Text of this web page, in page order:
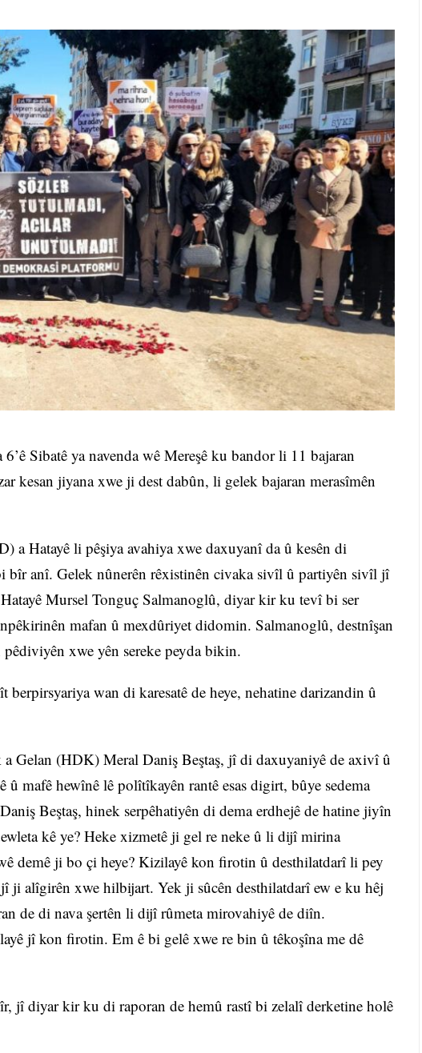
Sibatê ya navenda wê Mereşê ku bandor li 11 bajaran
kesan jiyana xwe ji dest dabûn, li gelek bajaran merasîmên
a Hatayê li pêşiya avahiya xwe daxuyanî da û kesên di
bîr anî. Gelek nûnerên rêxistinên civaka sivîl û partiyên sivîl jî
Mursel Tonguç Salmanoglû, diyar kir ku tevî bi ser
mafan û mexdûriyet didomin. Salmanoglû, destnîşan
xwe yên sereke peyda bikin.
wan di karesatê de heye, nehatine darizandin û
Gelan (HDK) Meral Daniş Beştaş, jî di daxuyaniyê de axivî û
û mafê hewînê lê polîtîkayên rantê esas digirt, bûye sedema
Beştaş, hinek serpêhatiyên di dema erdhejê de hatine jiyîn
kê ye? Heke xizmetê ji gel re neke û li dijî mirina
demê ji bo çi heye? Kizilayê kon firotin û desthilatdarî li pey
ji alîgirên xwe hilbijart. Yek ji sûcên desthilatdarî ew e ku hêj
de di nava şertên li dijî rûmeta mirovahiyê de diîn.
jî kon firotin. Em ê bi gelê xwe re bin û têkoşîna me dê
jî diyar kir ku di raporan de hemû rastî bi zelalî derketine holê